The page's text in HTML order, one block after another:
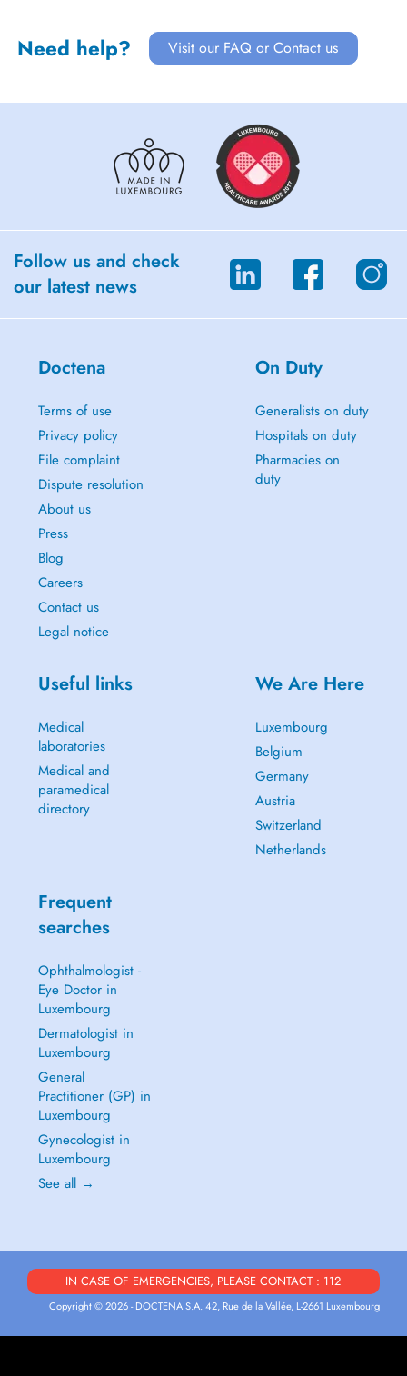
Need help? Visit our FAQ or Contact us
Follow us and check
our latest news
Doctena
Terms of use
Privacy policy
File complaint
Dispute resolution
About us
Press
Blog
Careers
Contact us
Legal notice
On Duty
Generalists on duty
Hospitals on duty
Pharmacies on
duty
Useful links
Medical
laboratories
Medical and
paramedical
directory
We Are Here
Luxembourg
Belgium
Germany
Austria
Switzerland
Netherlands
Frequent
searches
Ophthalmologist -
Eye Doctor in
Luxembourg
Dermatologist in
Luxembourg
General
Practitioner (GP) in
Luxembourg
Gynecologist in
Luxembourg
See all →
IN CASE OF EMERGENCIES, PLEASE CONTACT : 112
Copyright © 2026 - DOCTENA S.A. 42, Rue de la Vallée, L-2661 Luxembourg